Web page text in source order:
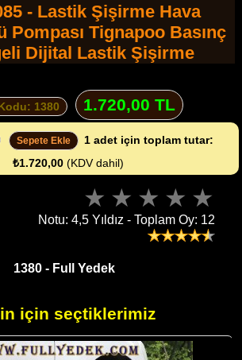
- Lastik Şişirme Hava
Pompası Tignapoo Basınç
Dijital Lastik Şişirme
1380 1.720,00 TL
Sepete Ekle 1 adet için toplam tutar:
₺1.720,00(KDV dahil)
Notu: 4,5 Yıldız - Toplam Oy: 12
1380 - Full Yedek
için seçtiklerimiz